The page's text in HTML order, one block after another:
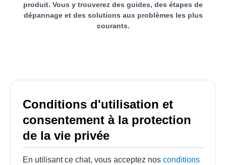
produit. Vous y trouverez des guides, des étapes de
dépannage et des solutions aux problèmes les plus
courants.
Conditions d'utilisation et
consentement à la protection
de la vie privée
En utilisant ce chat, vous acceptez nos conditions